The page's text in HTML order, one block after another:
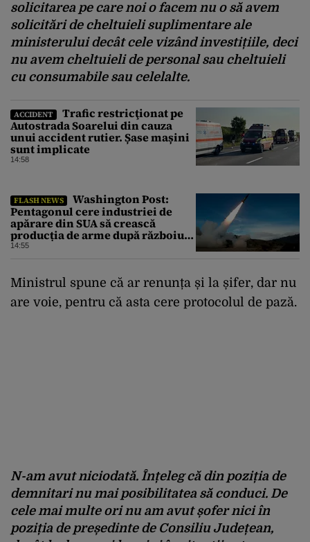
solicitarea pe care noi o facem nu o să avem
solicitări de cheltuieli suplimentare ale
ministerului decât cele vizând investițiile, deci
nu avem cheltuieli de personal sau cheltuieli
cu consumabile sau celelalte.
ACCIDENT
Trafic restricţionat pe
Autostrada Soarelui din cauza
unui accident rutier. Șase mașini
sunt implicate
14:58
FLASH NEWS
Washington Post:
Pentagonul cere industriei de
apărare din SUA să crească
producția de arme după războiul
cu Iranul
14:55
Ministrul spune că ar renunța și la șifer, dar nu
are voie, pentru că asta cere protocolul de pază.
N-am avut niciodată. Înțeleg că din poziția de
demnitari nu mai posibilitatea să conduci. De
cele mai multe ori nu am avut șofer nici în
poziția de președinte de Consiliu Județean,